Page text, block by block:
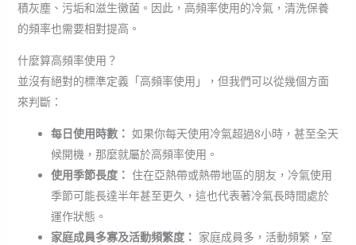
積灰塵、污垢和滋生黴菌。因此，高頻率使用的冷氣，清洗保養
的頻率也需要相對提高。
什麼算高頻率使用？
並沒有絕對的標準定義「高頻率使用」，但我們可以從幾個方面
來判斷：
每日使用時數： 如果你每天使用冷氣超過8小時，甚至全天
候開機，那麼就屬於高頻率使用。
使用季節長度： 住在亞熱帶或熱帶地區的朋友，冷氣使用
季節可能長達半年甚至更久，這也代表著冷氣長時間處於
運作狀態。
家庭成員多寡及活動頻繁度： 家庭成員多，活動頻繁，室